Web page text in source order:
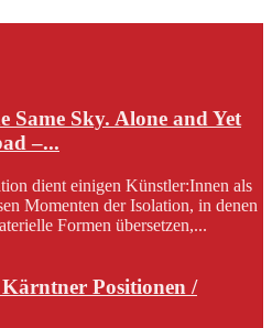
Same Sky. Alone and Yet
–...
dient einigen Künstler:Innen als
Momenten der Isolation, in denen
Formen übersetzen,...
Positionen /